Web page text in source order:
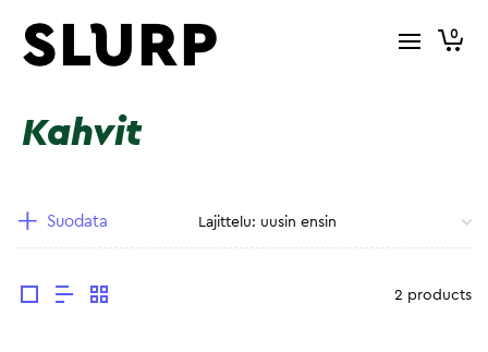
0
Kahvit
Suodata
2 products